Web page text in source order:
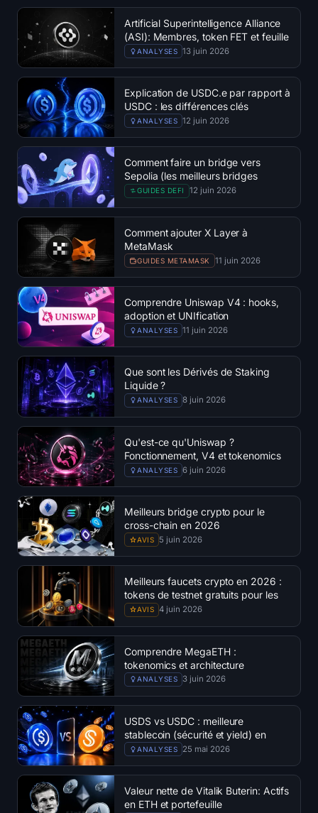
Artificial Superintelligence Alliance
(ASI): Membres, token FET et feuille
de route 2026
ANALYSES 13 juin 2026
Explication de USDC.e par rapport à
USDC : les différences clés
ANALYSES 12 juin 2026
Comment faire un bridge vers
Sepolia (les meilleurs bridges
testnet)
GUIDES DEFI 12 juin 2026
Comment ajouter X Layer à
MetaMask
GUIDES METAMASK 11 juin 2026
Comprendre Uniswap V4 : hooks,
adoption et UNIfication
ANALYSES 11 juin 2026
Que sont les Dérivés de Staking
Liquide ?
ANALYSES 8 juin 2026
Qu'est-ce qu'Uniswap ?
Fonctionnement, V4 et tokenomics
d'UNIANALYSES 6 juin 2026
Meilleurs bridge crypto pour le
cross-chain en 2026
AVIS 5 juin 2026
Meilleurs faucets crypto en 2026 :
tokens de testnet gratuits pour les
développeurs
AVIS 4 juin 2026
Comprendre MegaETH :
tokenomics et architecture
ANALYSES 3 juin 2026
USDS vs USDC : meilleure
stablecoin (sécurité et yield) en
2026ANALYSES 25 mai 2026
Valeur nette de Vitalik Buterin: Actifs
en ETH et portefeuille